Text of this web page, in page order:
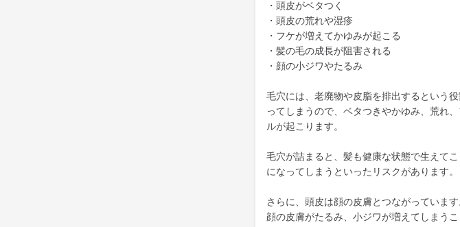
・頭皮がベタつく
・頭皮の荒れや湿疹
・フケが増えてかゆみが起こる
・髪の毛の成長が阻害される
・顔の小ジワやたるみ
毛穴には、老廃物や皮脂を排出するという
ってしまうので、ベタつきやかゆみ、荒れ
ルが起こります。
毛穴が詰まると、髪も健康な状態で生えて
になってしまうといったリスクがあります。
さらに、頭皮は顔の皮膚とつながっていま
顔の皮膚がたるみ、小ジワが増えてしまうこ